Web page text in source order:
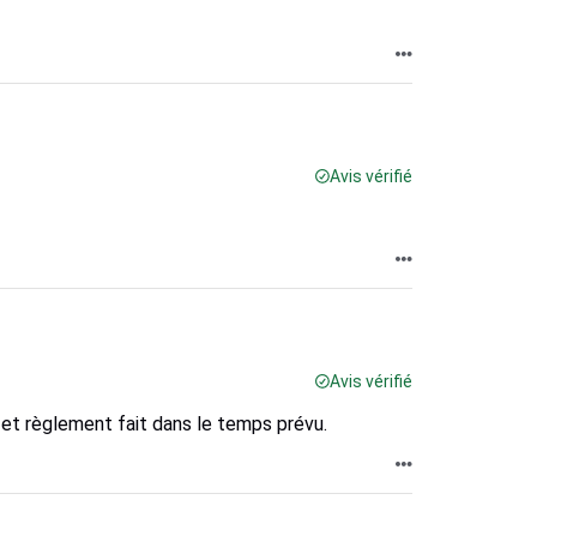
Avis vérifié
Avis vérifié
et règlement fait dans le temps prévu.